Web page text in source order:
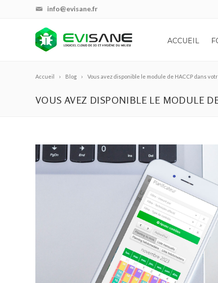
info@evisane.fr
ACCUEIL
Accueil Blog Vous avez disponible le module de HACCP dans
VOUS AVEZ DISPONIBLE LE MODULE